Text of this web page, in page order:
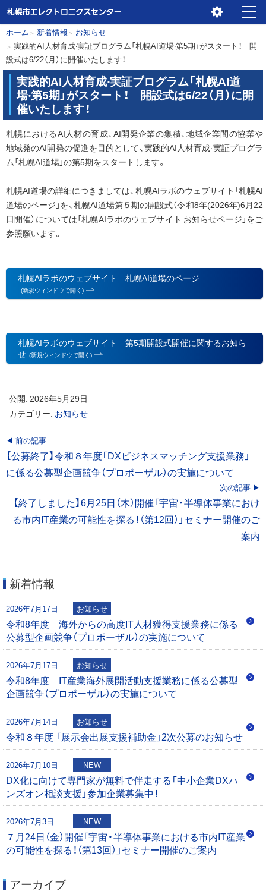
本
文
へ
札幌市エレクトロニクスセ
ンター
ニ
現
在
位
層
ホーム 新着情報
お知らせ
実践的AI人材育成‧実証プログラム「札幌AI道場‧第5期」がスタート！ 開
設式は6/22（月）に開催いたします！
実践的AI人材育成‧実証プログラム「札幌AI道
場‧第5期」がスタート！ 開設式は6/22（月）に開
催いたします！
札幌におけるAI人材の育成、AI開発企業の集積、地域企業間の協業や
地域発のAI開発の促進を目的として、実践的AI人材育成‧実証プログラ
ム「札幌AI道場」の第5期をスタートします。
札幌AI道場の詳細につきましては、札幌AIラボのウェブサイト「札幌AI
道場のページ」を、札幌AI道場第５期の開設式（令和8年(2026年)6月22
日開催）については「札幌AIラボのウェブサイト お知らせページ」をご
参照願います。
札幌AIラボのウェブサイト 札幌AI道場のページ
(新規ウィンドウで開く)
札幌AIラボのウェブサイト 第5期開設式開催に関するお知ら
せ (新規ウィンドウで開く)
公開:2026年5月29日
カテゴリー: お知らせ
投
稿
ナ
ビ
ー
ョ
ン
前の記事
【公募終了】令和８年度「DXビジネスマッチング支援業務」
に係る公募型企画競争（プロポーザル）の実施について
次の記事
【終了しました】6月25日（木）開催「宇宙・半導体事業におけ
る市内IT産業の可能性を探る！（第12回）」セミナー開催のご
案内
新着情報
2026年7月17日 お知らせ
令和8年度 海外からの高度IT人材獲得支援業務に係る
公募型企画競争（プロポーザル）の実施について
2026年7月17日 お知らせ
令和8年度 IT産業海外展開活動支援業務に係る公募型
企画競争（プロポーザル）の実施について
2026年7月14日 お知らせ
令和８年度 「展示会出展支援補助金」2次公募のお知らせ
2026年7月10日 NEW
DX化に向けて専門家が無料で伴走する「中小企業DXハ
ンズオン相談支援」参加企業募集中！
2026年7月3日 NEW
７月24日（金）開催「宇宙・半導体事業における市内IT産業
の可能性を探る！（第13回）」セミナー開催のご案内
アーカイブ